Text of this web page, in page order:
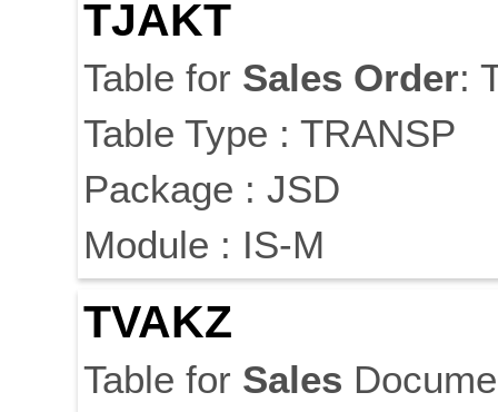
TJAKT
Table for Sales Order:
Table Type : TRANSP
Package : JSD
Module : IS-M
TVAKZ
Table for Sales